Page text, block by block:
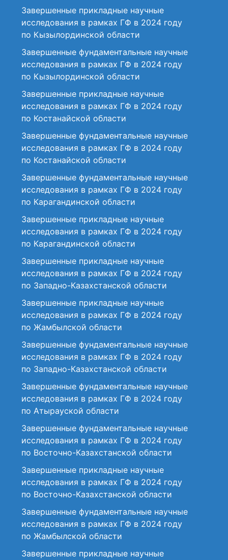
Завершенные прикладные научные
исследования в рамках ГФ в 2024 году
по Кызылординской области
Завершенные фундаментальные научные
исследования в рамках ГФ в 2024 году
по Кызылординской области
Завершенные прикладные научные
исследования в рамках ГФ в 2024 году
по Костанайской области
Завершенные фундаментальные научные
исследования в рамках ГФ в 2024 году
по Костанайской области
Завершенные фундаментальные научные
исследования в рамках ГФ в 2024 году
по Карагандинской области
Завершенные прикладные научные
исследования в рамках ГФ в 2024 году
по Карагандинской области
Завершенные прикладные научные
исследования в рамках ГФ в 2024 году
по Западно-Казахстанской области
Завершенные прикладные научные
исследования в рамках ГФ в 2024 году
по Жамбылской области
Завершенные фундаментальные научные
исследования в рамках ГФ в 2024 году
по Западно-Казахстанской области
Завершенные фундаментальные научные
исследования в рамках ГФ в 2024 году
по Атырауской области
Завершенные фундаментальные научные
исследования в рамках ГФ в 2024 году
по Восточно-Казахстанской области
Завершенные прикладные научные
исследования в рамках ГФ в 2024 году
по Восточно-Казахстанской области
Завершенные фундаментальные научные
исследования в рамках ГФ в 2024 году
по Жамбылской области
Завершенные прикладные научные